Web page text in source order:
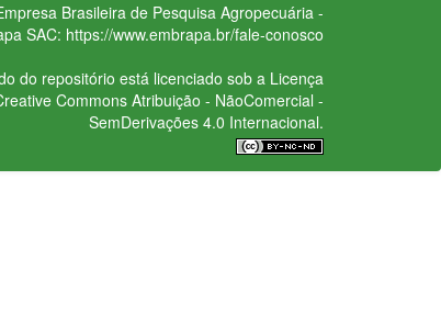
Brasileira de Pesquisa Agropecuária -
SAC: https://www.embrapa.br/fale-conosco
do repositório está licenciado sob a Licença
CommonsAtribuição - NãoComercial -
SemDerivações 4.0 Internacional.